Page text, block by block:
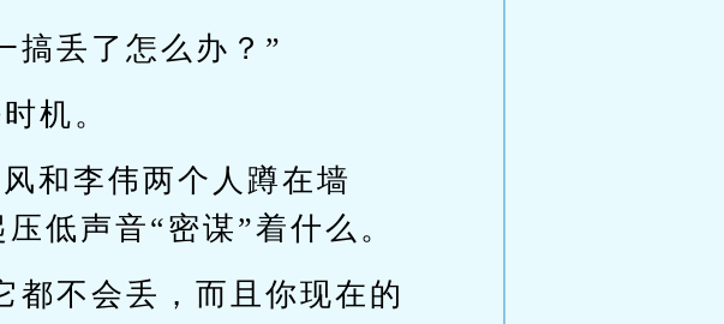
丢了怎么办？”
机。
和李伟两个人蹲在墙
低声音“密谋”着什么。
都不会丢，而且你现在的